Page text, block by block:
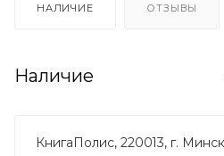
НАЛИЧИЕ ОТЗЫВЫ
Наличие
КнигаПолис, 220013, г.